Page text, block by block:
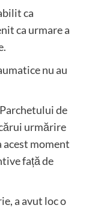
ca
ca urmare a
nu au
de
urmărire
acest moment
față de
a avut loc o